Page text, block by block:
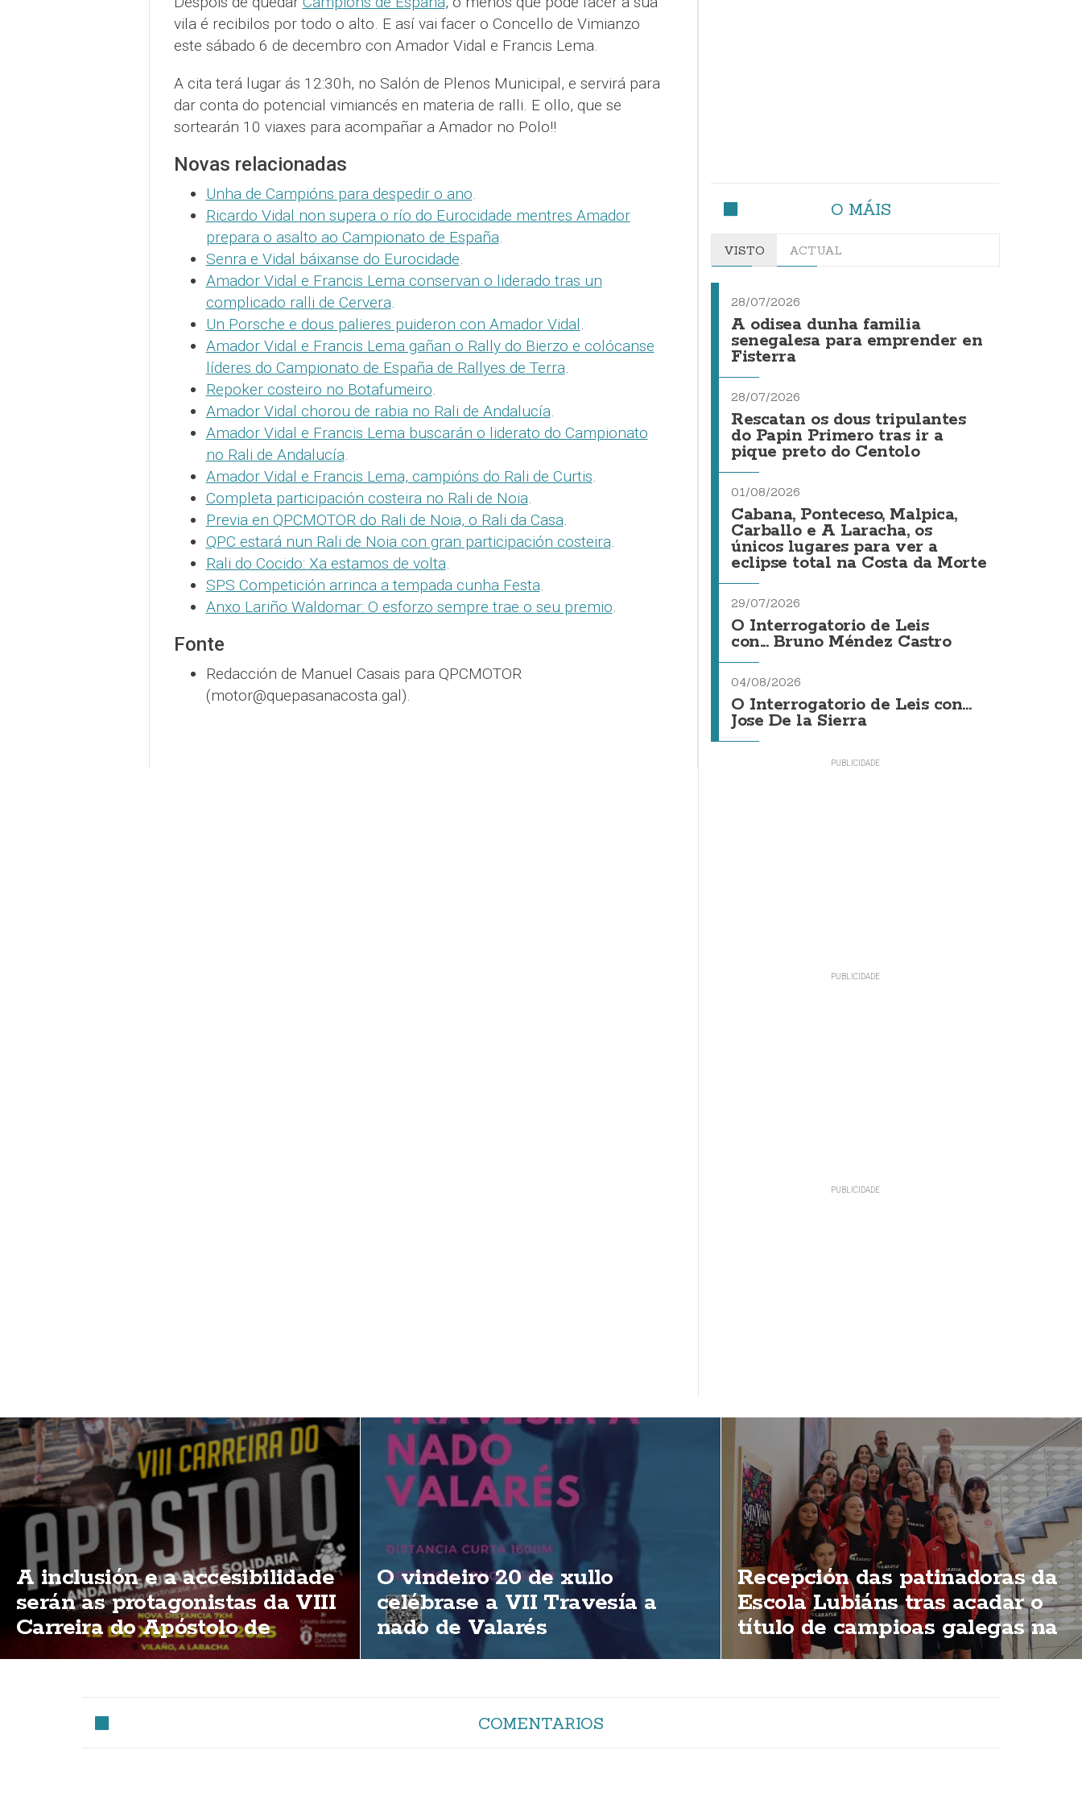
vila é recibilos por todo o alto. E así vai facer o Concello de Vimianzo
este sábado 6 de decembro con Amador Vidal e Francis Lema.
A cita terá lugar ás 12:30h, no Salón de Plenos Municipal, e servirá para
dar conta do potencial vimiancés en materia de ralli. E ollo, que se
sortearán 10 viaxes para acompañar a Amador no Polo!!
Novas relacionadas
Unha de Campións para despedir o ano.
Ricardo Vidal non supera o río do Eurocidade mentres Amador
prepara o asalto ao Campionato de España.
Senra e Vidal báixanse do Eurocidade.
Amador Vidal e Francis Lema conservan o liderado tras un
complicado ralli de Cervera.
Un Porsche e dous palieres puideron con Amador Vidal.
Amador Vidal e Francis Lema gañan o Rally do Bierzo e colócanse
líderes do Campionato de España de Rallyes de Terra.
Repoker costeiro no Botafumeiro.
Amador Vidal chorou de rabia no Rali de Andalucía.
Amador Vidal e Francis Lema buscarán o liderato do Campionato
no Rali de Andalucía.
Amador Vidal e Francis Lema, campións do Rali de Curtis.
Completa participación costeira no Rali de Noia.
Previa en QPCMOTOR do Rali de Noia, o Rali da Casa.
QPC estará nun Rali de Noia con gran participación costeira.
Rali do Cocido: Xa estamos de volta.
SPS Competición arrinca a tempada cunha Festa.
Anxo Lariño Waldomar: O esforzo sempre trae o seu premio.
Fonte
Redacción de Manuel Casais para QPCMOTOR
(motor@quepasanacosta.gal).
O MÁIS
VISTO ACTUAL
28/07/2026
A odisea dunha familia
senegalesa para emprender en
Fisterra
28/07/2026
Rescatan os dous tripulantes
do Papin Primero tras ir a
pique preto do Centolo
01/08/2026
Cabana, Ponteceso, Malpica,
Carballo e A Laracha, os
únicos lugares para ver a
eclipse total na Costa da Morte
29/07/2026
O Interrogatorio de Leis
con... Bruno Méndez Castro
04/08/2026
O Interrogatorio de Leis con...
Jose De la Sierra
A inclusión e a accesibilidade
serán as protagonistas da VIII
Carreira do Apóstolo de
Vilaño
O vindeiro 20 de xullo
celébrase a VII Travesía a
nado de Valarés
Recepción das patinadoras da
Escola Lubiáns tras acadar o
título de campioas galegas na
modalidas "ShoW"
COMENTARIOS